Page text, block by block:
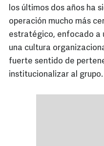
los últimos dos años ha
operación mucho más
estratégico, enfocado a
una cultura
fuerte sentido de
institucionalizar al grupo.